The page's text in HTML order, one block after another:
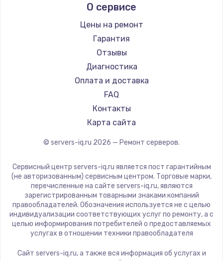
О сервисе
Цены на ремонт
Гарантия
Отзывы
Диагностика
Оплата и доставка
FAQ
Контакты
Карта сайта
© servers-iq.ru 2026 — Ремонт серверов.
Сервисный центр servers-iq.ru является пост гарантийным
(не авторизованным) сервисным центром. Торговые марки,
перечисленные на сайте servers-iq.ru, являются
зарегистрированным товарными знаками компаний
правообладателей. Обозначения используется не с целью
индивидуализации соответствующих услуг по ремонту, а с
целью информирования потребителей о предоставляемых
услугах в отношении техники правообладателя
Сайт servers-iq.ru, а также вся информация об услугах и